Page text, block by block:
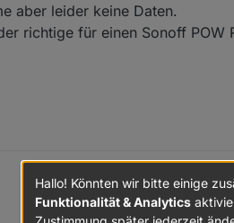
aber leider keine Daten.
richtige für einen Sonoff POW
Hallo! Könnten wir bitte einige
Funktionalität & Analytics